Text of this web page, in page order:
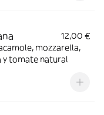
12,00 €
mozzarella,
y tomate natural